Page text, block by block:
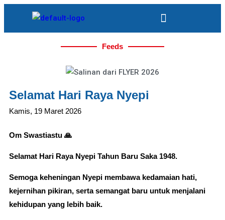
Feeds
Selamat Hari Raya Nyepi
Kamis, 19 Maret 2026
Om Swastiastu 🙏
Selamat Hari Raya Nyepi Tahun Baru Saka 1948.
Semoga keheningan Nyepi membawa kedamaian hati,
kejernihan pikiran, serta semangat baru untuk menjalani
kehidupan yang lebih baik.